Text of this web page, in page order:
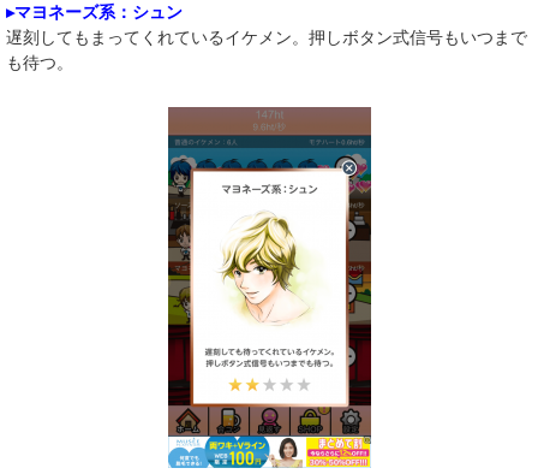
▸マヨネーズ系：シュン
遅刻してもまってくれているイケメン。押しボタン式信号もいつまで
も待つ。